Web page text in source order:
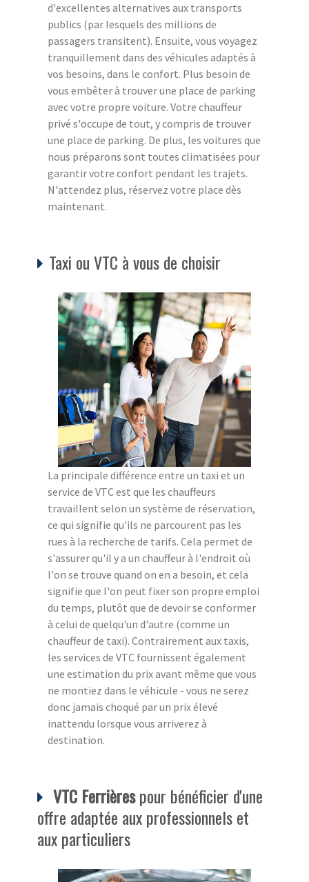
d'excellentes alternatives aux transports
publics (par lesquels des millions de
passagers transitent). Ensuite, vous voyagez
tranquillement dans des véhicules adaptés à
vos besoins, dans le confort. Plus besoin de
vous embêter à trouver une place de parking
avec votre propre voiture. Votre chauffeur
privé s'occupe de tout, y compris de trouver
une place de parking. De plus, les voitures que
nous préparons sont toutes climatisées pour
garantir votre confort pendant les trajets.
N'attendez plus, réservez votre place dès
maintenant.
Taxi ou VTC à vous de choisir
La principale différence entre un taxi et un
service de VTC est que les chauffeurs
travaillent selon un système de réservation,
ce qui signifie qu'ils ne parcourent pas les
rues à la recherche de tarifs. Cela permet de
s'assurer qu'il y a un chauffeur à l'endroit où
l'on se trouve quand on en a besoin, et cela
signifie que l'on peut fixer son propre emploi
du temps, plutôt que de devoir se conformer
à celui de quelqu'un d'autre (comme un
chauffeur de taxi). Contrairement aux taxis,
les services de VTC fournissent également
une estimation du prix avant même que vous
ne montiez dans le véhicule - vous ne serez
donc jamais choqué par un prix élevé
inattendu lorsque vous arriverez à
destination.
VTC Ferrièrespour bénéficier d'une
offre adaptée aux professionnels et
aux particuliers